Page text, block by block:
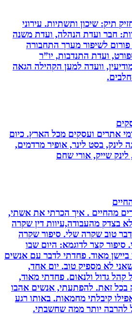
תיק: שיכון ותשתיות. עירוני
חבר ועדת הנהלה, ועדת משנה
לשיפור מערך התחבורה
ועדת התנדבות, יו”ר
וועדה למען הקהילה הגאה
אתרים ועסקים מכל הארץ. כיום
בסט לינר, אופיר מרדמים,
שייק, אורי שחם
מהחיים . איך הכרתי את אשתי,
בצדק מהעבודה,עיוות דין שקרה
טוב שקרה שלי. סיפור שקרה
קצר לדוגמא: היום שבו
מאוד. פחדתי לדבר עם אנשים
לא מספיק טוב. יום אחד,
גדול ולנאום. פחדתי מאוד,
זאת. להפתעתי, אנשים אהבו
קיבלתי מחמאות. באותו רגע
יותר ממה שחשבתי.